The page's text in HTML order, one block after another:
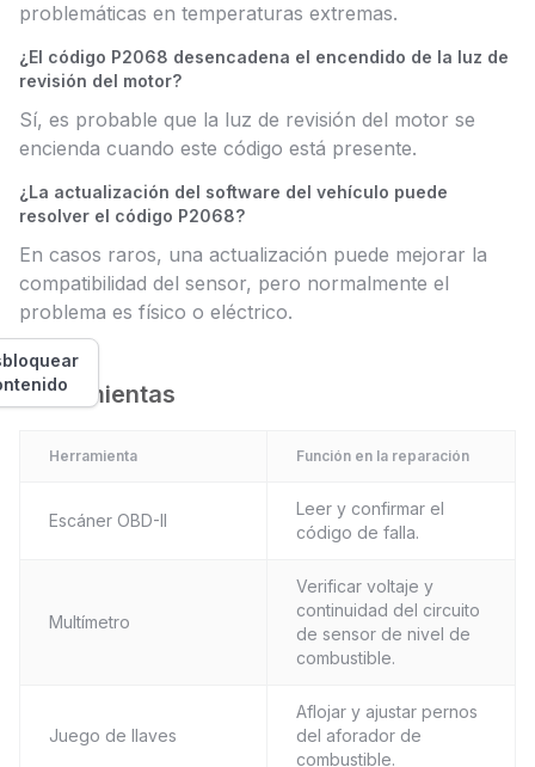
problemáticas en temperaturas extremas.
¿El código P2068 desencadena el encendido de la luz de
revisión del motor?
Sí, es probable que la luz de revisión del motor se
encienda cuando este código está presente.
¿La actualización del software del vehículo puede
resolver el código P2068?
En casos raros, una actualización puede mejorar la
compatibilidad del sensor, pero normalmente el
problema es físico o eléctrico.
Herramientas
Herramienta Función en la reparación
Escáner OBD-II
Leer y confirmar el
código de falla.
Multímetro
Verificar voltaje y
continuidad del circuito
de sensor de nivel de
combustible.
Juego de llaves
Aflojar y ajustar pernos
del aforador de
combustible.